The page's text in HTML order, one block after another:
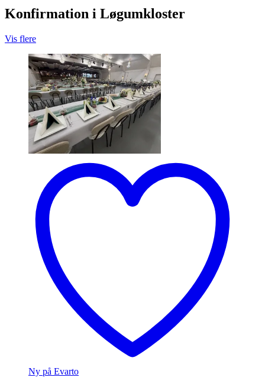
Konfirmation i Løgumkloster
Vis flere
Ny på Evarto